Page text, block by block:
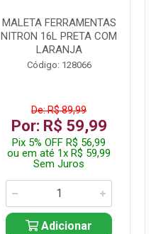
MALETA FERRAMENTAS
NITRON 16L PRETA COM
LARANJA
Código: 128066
De: R$ 89,99
Por: R$ 59,99
Pix 5% OFF R$ 56,99
ou em até 1x R$ 59,99
Sem Juros
Adicionar